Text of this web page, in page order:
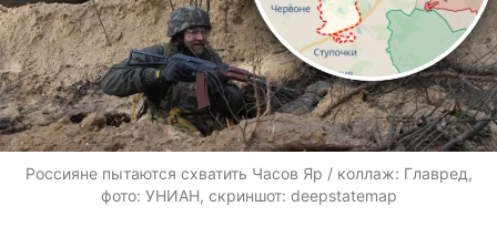
Россияне пытаются схватить Часов Яр / коллаж: Главред,
фото: УНИАН, скриншот: deepstatemap